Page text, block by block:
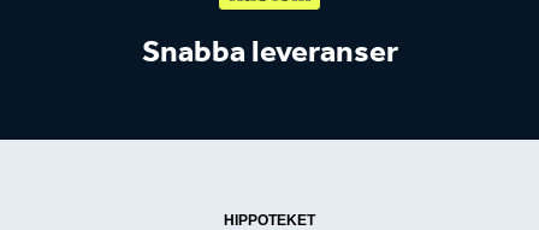
Snabba leveranser
HIPPOTEKET